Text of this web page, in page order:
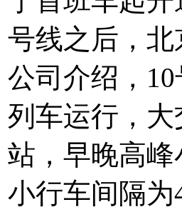
号线之后，
公司介绍，
列车运行，
站，早晚高
小行车间隔